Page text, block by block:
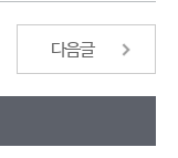
다음글